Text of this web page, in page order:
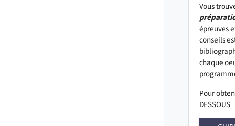
Vous
épreuves
conseils
chaque
Pour
DESSOUS